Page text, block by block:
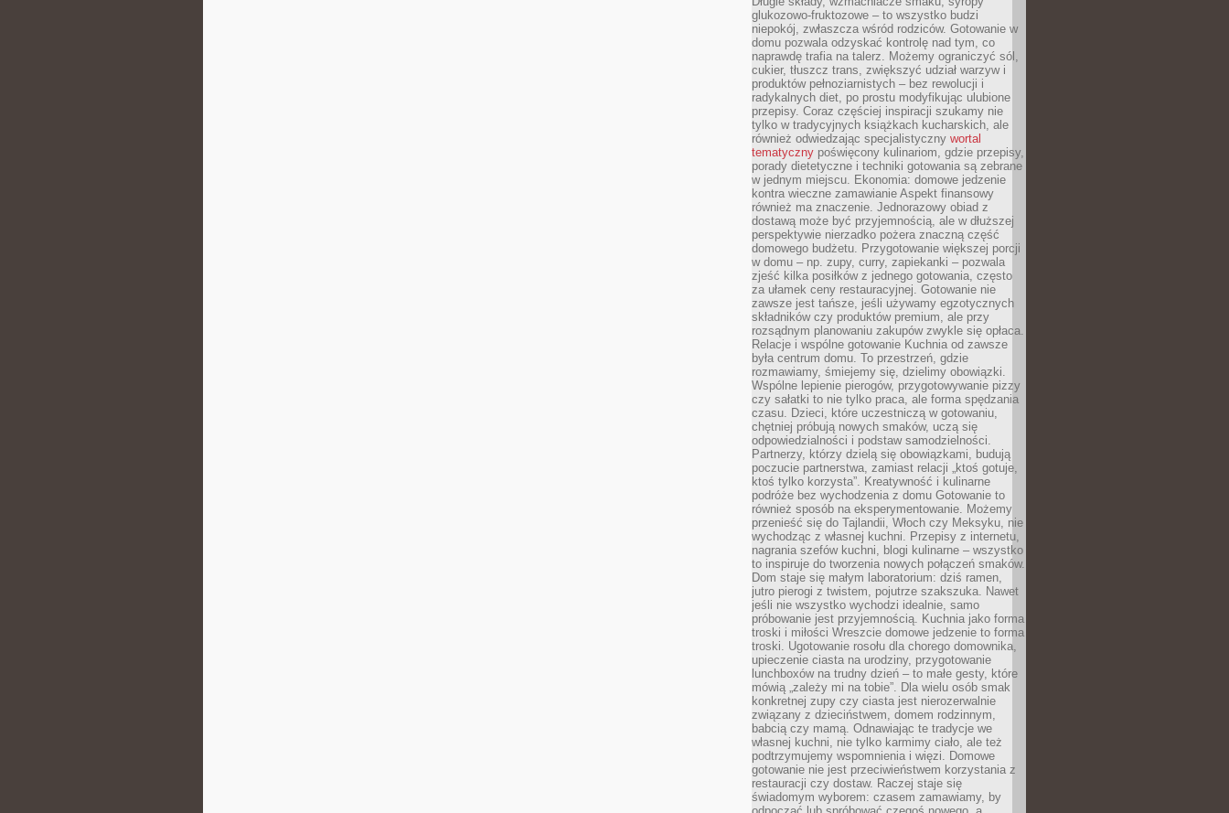
glukozowo-fruktozowe – to wszystko budzi
niepokój, zwłaszcza wśród rodziców. Gotowanie w
domu pozwala odzyskać kontrolę nad tym, co
naprawdę trafia na talerz. Możemy ograniczyć sól,
cukier, tłuszcz trans, zwiększyć udział warzyw i
produktów pełnoziarnistych – bez rewolucji i
radykalnych diet, po prostu modyfikując ulubione
przepisy. Coraz częściej inspiracji szukamy nie
tylko w tradycyjnych książkach kucharskich, ale
również odwiedzając specjalistyczny wortal
tematyczny poświęcony kulinariom, gdzie przepisy,
porady dietetyczne i techniki gotowania są zebrane
w jednym miejscu. Ekonomia: domowe jedzenie
kontra wieczne zamawianie Aspekt finansowy
również ma znaczenie. Jednorazowy obiad z
dostawą może być przyjemnością, ale w dłuższej
perspektywie nierzadko pożera znaczną część
domowego budżetu. Przygotowanie większej porcji
w domu – np. zupy, curry, zapiekanki – pozwala
zjeść kilka posiłków z jednego gotowania, często
za ułamek ceny restauracyjnej. Gotowanie nie
zawsze jest tańsze, jeśli używamy egzotycznych
składników czy produktów premium, ale przy
rozsądnym planowaniu zakupów zwykle się opłaca.
Relacje i wspólne gotowanie Kuchnia od zawsze
była centrum domu. To przestrzeń, gdzie
rozmawiamy, śmiejemy się, dzielimy obowiązki.
Wspólne lepienie pierogów, przygotowywanie pizzy
czy sałatki to nie tylko praca, ale forma spędzania
czasu. Dzieci, które uczestniczą w gotowaniu,
chętniej próbują nowych smaków, uczą się
odpowiedzialności i podstaw samodzielności.
Partnerzy, którzy dzielą się obowiązkami, budują
poczucie partnerstwa, zamiast relacji „ktoś gotuje,
ktoś tylko korzysta”. Kreatywność i kulinarne
podróże bez wychodzenia z domu Gotowanie to
również sposób na eksperymentowanie. Możemy
przenieść się do Tajlandii, Włoch czy Meksyku, nie
wychodząc z własnej kuchni. Przepisy z internetu,
nagrania szefów kuchni, blogi kulinarne – wszystko
to inspiruje do tworzenia nowych połączeń smaków.
Dom staje się małym laboratorium: dziś ramen,
jutro pierogi z twistem, pojutrze szakszuka. Nawet
jeśli nie wszystko wychodzi idealnie, samo
próbowanie jest przyjemnością. Kuchnia jako forma
troski i miłości Wreszcie domowe jedzenie to forma
troski. Ugotowanie rosołu dla chorego domownika,
upieczenie ciasta na urodziny, przygotowanie
lunchboxów na trudny dzień – to małe gesty, które
mówią „zależy mi na tobie”. Dla wielu osób smak
konkretnej zupy czy ciasta jest nierozerwalnie
związany z dzieciństwem, domem rodzinnym,
babcią czy mamą. Odnawiając te tradycje we
własnej kuchni, nie tylko karmimy ciało, ale też
podtrzymujemy wspomnienia i więzi. Domowe
gotowanie nie jest przeciwieństwem korzystania z
restauracji czy dostaw. Raczej staje się
świadomym wyborem: czasem zamawiamy, by